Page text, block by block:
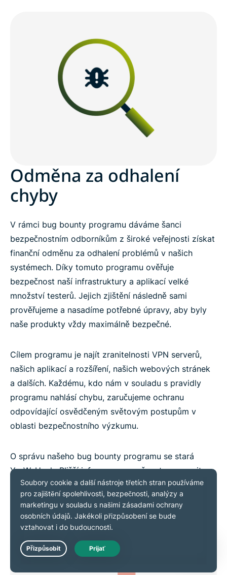
Odměna za odhalení
chyby
V rámci bug bounty programu dáváme šanci
bezpečnostním odborníkům z široké veřejnosti získat
finanční odměnu za odhalení problémů v našich
systémech. Díky tomuto programu ověřuje
bezpečnost naší infrastruktury a aplikací velké
množství testerů. Jejich zjištění následně sami
prověřujeme a nasadíme potřebné úpravy, aby byly
naše produkty vždy maximálně bezpečné.
Cílem programu je najít zranitelnosti VPN serverů,
našich aplikací a rozšíření, našich webových stránek
a dalších. Každému, kdo nám v souladu s pravidly
programu nahlásí chybu, zaručujeme ochranu
odpovídající osvědčeným světovým postupům v
oblasti bezpečnostního výzkumu.
O správu našeho bug bounty programu se stará
YesWeHack. Bližší informace a možnost upozornit
náš na chyby najdete natéto stránce.